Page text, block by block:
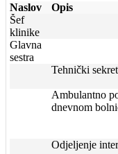
Naslov Opis
Šef
klinike
Glavna
sestra
Tehnički
Ambulantno
dnevnom
Odjeljenje